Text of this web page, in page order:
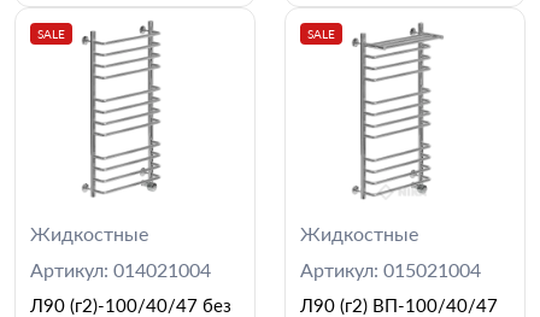
SALE
Жидкостные
Артикул: 014021004
Л90 (г2)-100/40/47 без
SALE
Жидкостные
Артикул: 015021004
Л90 (г2) ВП-100/40/47